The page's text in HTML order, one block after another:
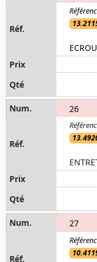
26
27